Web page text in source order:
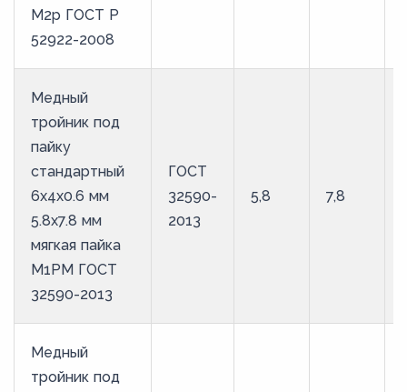
М2р ГОСТ Р
52922-2008
Медный
тройник под
пайку
стандартный
6х4х0.6 мм
5.8х7.8 мм
мягкая пайка
М1РМ ГОСТ
32590-2013
ГОСТ
32590-
2013
5,8 7,8
Медный
тройник под